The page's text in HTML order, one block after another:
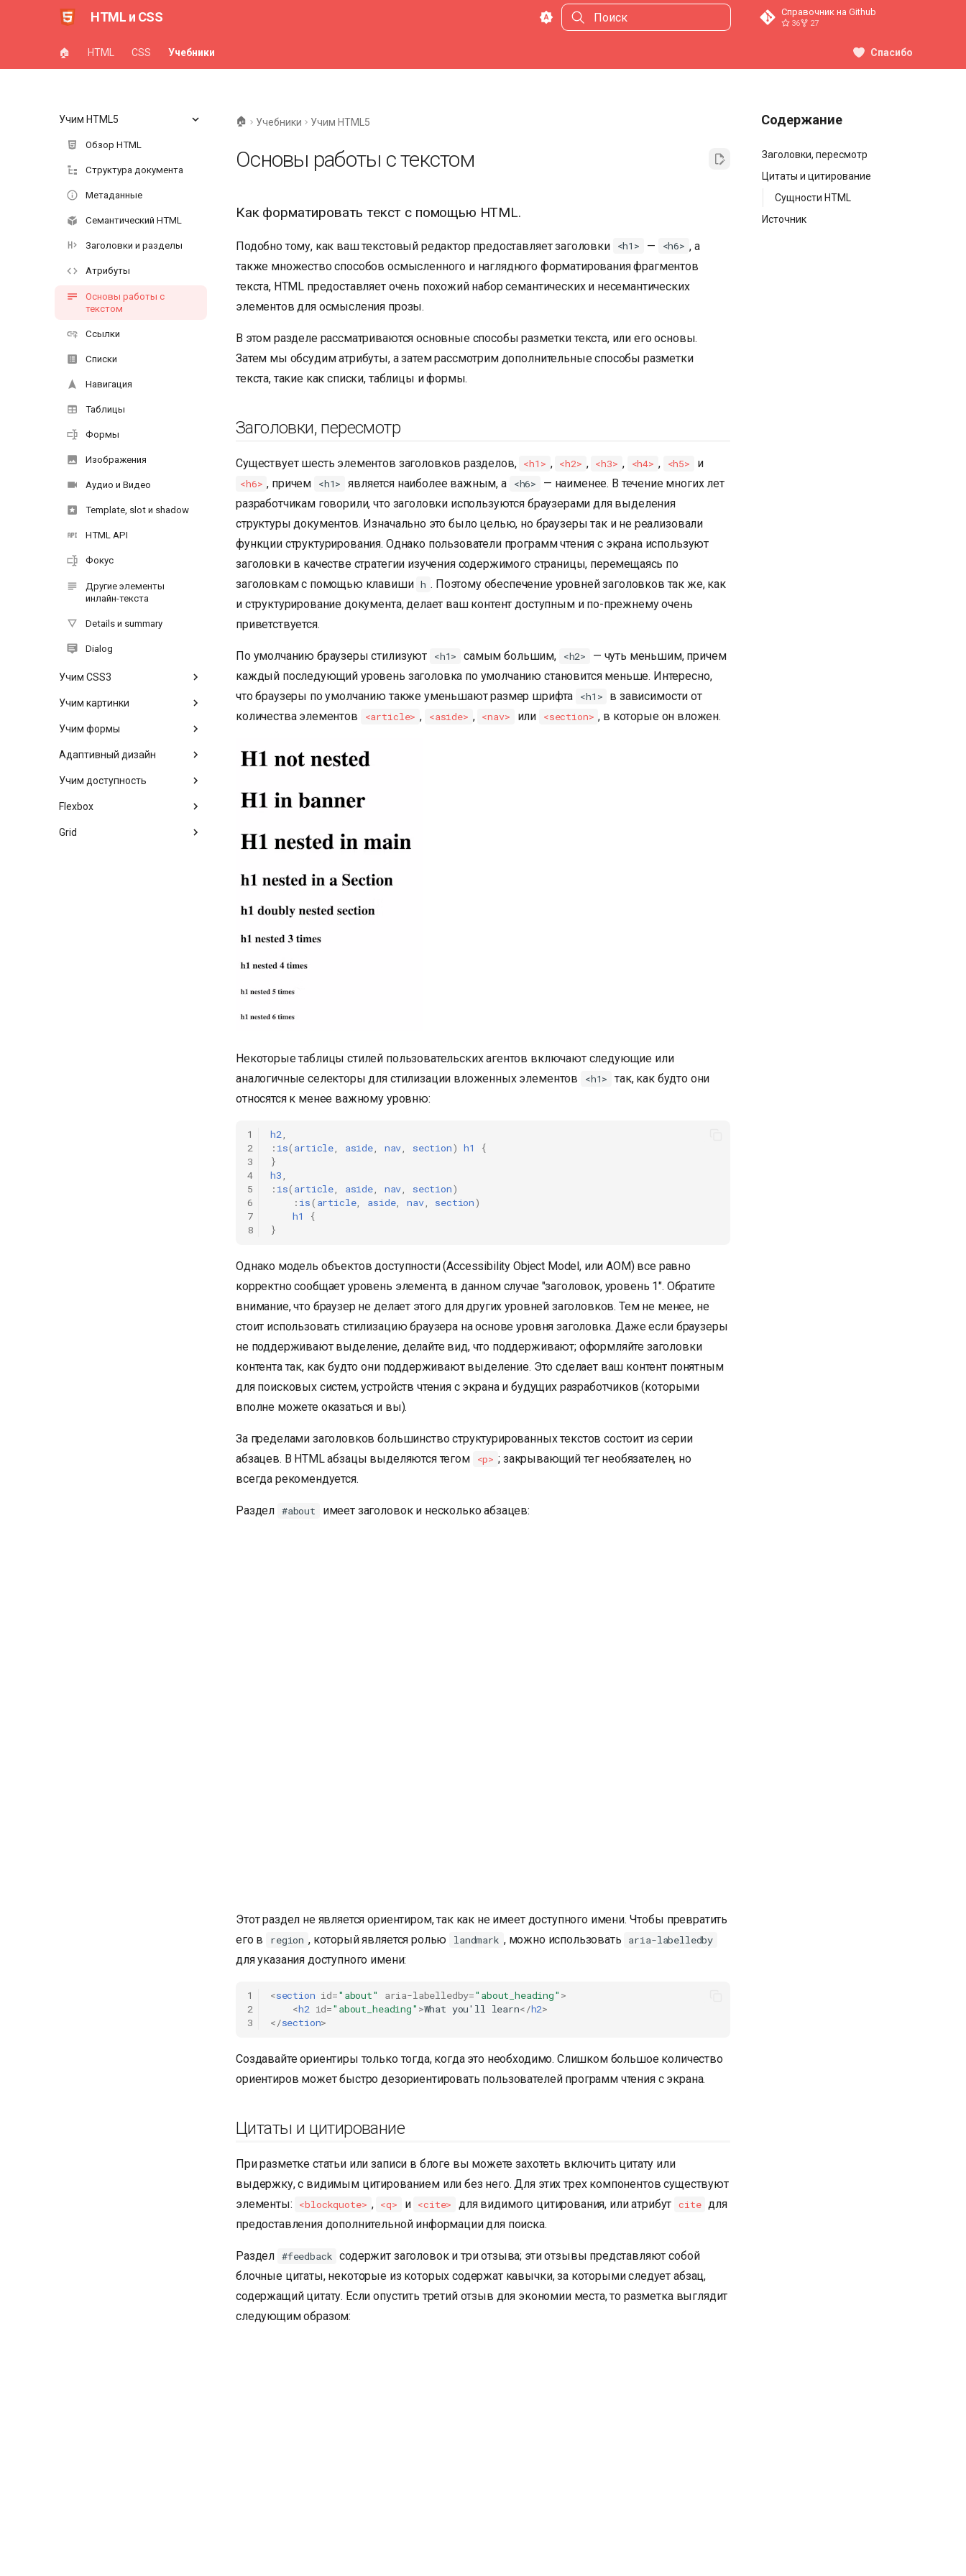
HTML и CSS Справочник на Github
36 27
🏠 HTML CSS Учебники Спасибо
Учим HTML5
Обзор HTML
Структура документа
Метаданные
Семантический HTML
Заголовки и разделы
Атрибуты
Основы работы с
текстом
Ссылки
Списки
Навигация
Таблицы
Формы
Изображения
Аудио и Видео
Template, slot и shadow
HTML API
Фокус
Другие элементы
инлайн-текста
Details и summary
Dialog
Учим CSS3
Учим картинки
Учим формы
Адаптивный дизайн
Учим доступность
Flexbox
Grid
Содержание
Заголовки, пересмотр
Цитаты и цитирование
Сущности HTML
Источник
🏠 Учебники Учим HTML5
Основы работы с текстом
Как форматировать текст с помощью HTML.
Подобно тому, как ваш текстовый редактор предоставляет заголовки <h1> — <h6> , а
также множество способов осмысленного и наглядного форматирования фрагментов
текста, HTML предоставляет очень похожий набор семантических и несемантических
элементов для осмысления прозы.
В этом разделе рассматриваются основные способы разметки текста, или его основы.
Затем мы обсудим атрибуты, а затем рассмотрим дополнительные способы разметки
текста, такие как списки, таблицы и формы.
Заголовки, пересмотр
Существует шесть элементов заголовков разделов, <h1> , <h2> , <h3> , <h4> , <h5> и
<h6> , причем <h1> является наиболее важным, а <h6>
— наименее. В течение многих лет
разработчикам говорили, что заголовки используются браузерами для выделения
структуры документов. Изначально это было целью, но браузеры так и не реализовали
функции структурирования. Однако пользователи программ чтения с экрана используют
заголовки в качестве стратегии изучения содержимого страницы, перемещаясь по
заголовкам с помощью клавиши h . Поэтому обеспечение уровней заголовков так же, как
и структурирование документа, делает ваш контент доступным и по-прежнему очень
приветствуется.
По умолчанию браузеры стилизуют <h1> самым большим, <h2>
— чуть меньшим, причем
каждый последующий уровень заголовка по умолчанию становится меньше. Интересно,
что браузеры по умолчанию также уменьшают размер шрифта
<h1>
в зависимости от
количества элементов
<article> , <aside> , <nav> или <section> , в которые он вложен.
Некоторые таблицы стилей пользовательских агентов включают следующие или
аналогичные селекторы для стилизации вложенных элементов
<h1>
так, как будто они
относятся к менее важному уровню:
1
2
3
4
5
6
7
8
h2,
: is( article, aside, nav, section) h1
{
}
h3,
: is( article, aside, nav, section)
: is( article, aside, nav, section)
h1
{
}
Однако модель объектов доступности (Accessibility Object Model, или AOM) все равно
корректно сообщает уровень элемента, в данном случае "заголовок, уровень 1". Обратите
внимание, что браузер не делает этого для других уровней заголовков. Тем не менее, не
стоит использовать стилизацию браузера на основе уровня заголовка. Даже если браузеры
не поддерживают выделение, делайте вид, что поддерживают; оформляйте заголовки
контента так, как будто они поддерживают выделение. Это сделает ваш контент понятным
для поисковых систем, устройств чтения с экрана и будущих разработчиков (которыми
вполне можете оказаться и вы).
За пределами заголовков большинство структурированных текстов состоит из серии
абзацев. В HTML абзацы выделяются тегом
<p> ; закрывающий тег необязателен, но
всегда рекомендуется.
Раздел #about имеет заголовок и несколько абзацев:
Этот раздел не является ориентиром, так как не имеет доступного имени. Чтобы превратить
его в
region , который является ролью landmark , можно использовать aria-labelledby
для указания доступного имени:
1
2
3
<section id="about" aria-labelledby="about_heading" >
<h2 id="about_heading" >What you'll learn</h2>
</section>
Создавайте ориентиры только тогда, когда это необходимо. Слишком большое количество
ориентиров может быстро дезориентировать пользователей программ чтения с экрана.
Цитаты и цитирование
При разметке статьи или записи в блоге вы можете захотеть включить цитату или
выдержку, с видимым цитированием или без него. Для этих трех компонентов существуют
элементы:
<blockquote> , <q> и <cite> для видимого цитирования, или атрибут cite для
предоставления дополнительной информации для поиска.
Раздел #feedback содержит заголовок и три отзыва; эти отзывы представляют собой
блочные цитаты, некоторые из которых содержат кавычки, за которыми следует абзац,
содержащий цитату. Если опустить третий отзыв для экономии места, то разметка выглядит
следующим образом: